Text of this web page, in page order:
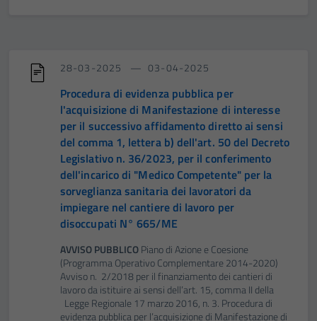
28-03-2025 03-04-2025
Procedura di evidenza pubblica per
l'acquisizione di Manifestazione di interesse
per il successivo affidamento diretto ai sensi
del comma 1, lettera b) dell'art. 50 del Decreto
Legislativo n. 36/2023, per il conferimento
dell'incarico di "Medico Competente" per la
sorveglianza sanitaria dei lavoratori da
impiegare nel cantiere di lavoro per
disoccupati N° 665/ME
AVVISO PUBBLICOPiano di Azione e Coesione
(Programma Operativo Complementare 2014-2020)
Avviso n. 2/2018 per il finanziamento dei cantieri di
lavoro da istituire ai sensi dell’art. 15, comma II della
Legge Regionale 17 marzo 2016, n. 3. Procedura di
evidenza pubblica per l’acquisizione di Manifestazione di